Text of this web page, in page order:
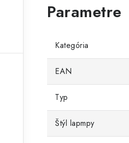
Kategória
EAN
Typ
Štýl lapmpy